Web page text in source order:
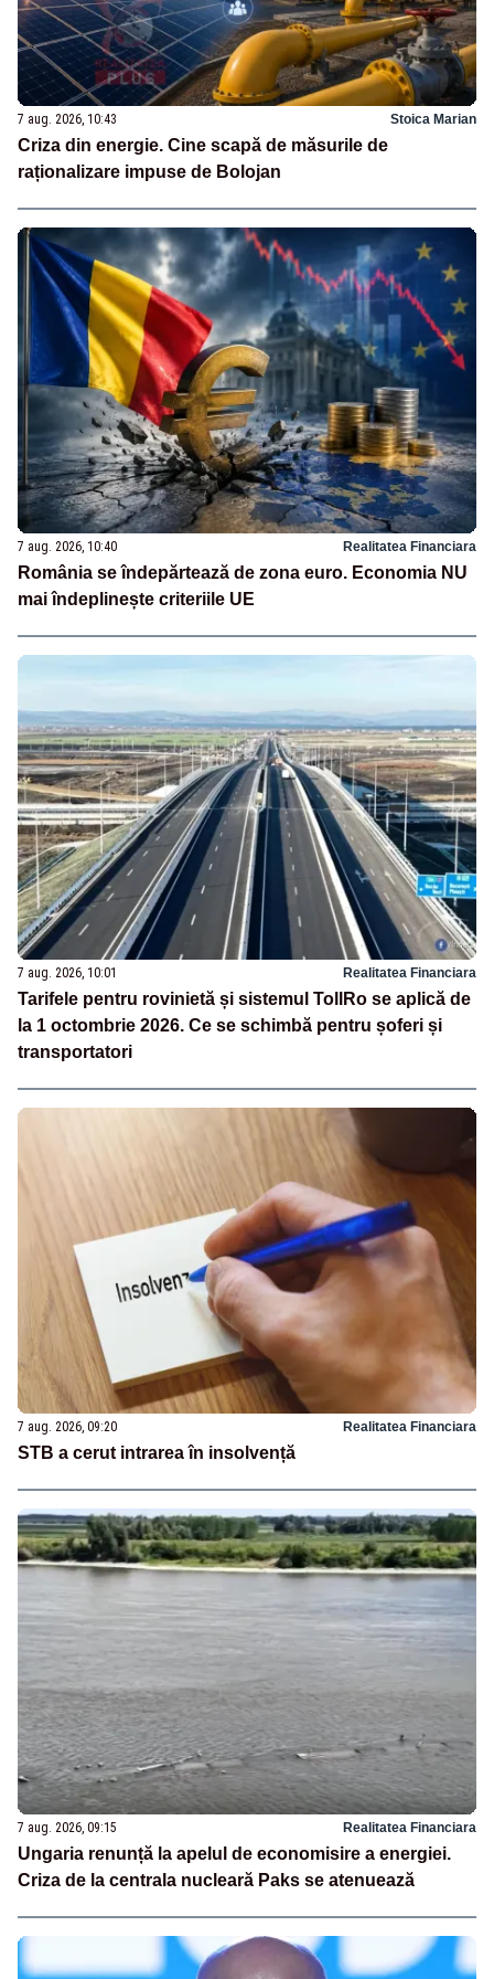
7 aug. 2026, 10:43 Stoica Marian
Criza din energie. Cine scapă de măsurile de
raționalizare impuse de Bolojan
7 aug. 2026, 10:40 Realitatea Financiara
România se îndepărtează de zona euro. Economia NU
mai îndeplinește criteriile UE
7 aug. 2026, 10:01 Realitatea Financiara
Tarifele pentru rovinietă și sistemul TollRo se aplică de
la 1 octombrie 2026. Ce se schimbă pentru șoferi și
transportatori
7 aug. 2026, 09:20 Realitatea Financiara
STB a cerut intrarea în insolvență
7 aug. 2026, 09:15 Realitatea Financiara
Ungaria renunță la apelul de economisire a energiei.
Criza de la centrala nucleară Paks se atenuează